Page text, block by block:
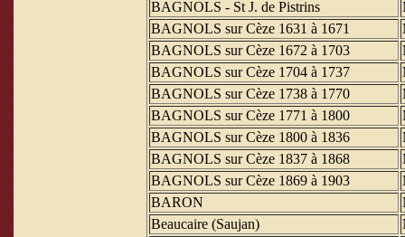
BAGNOLS - St J. de Pistrins
BAGNOLS sur Cèze 1631 à 1671
BAGNOLS sur Cèze 1672 à 1703
BAGNOLS sur Cèze 1704 à 1737
BAGNOLS sur Cèze 1738 à 1770
BAGNOLS sur Cèze 1771 à 1800
BAGNOLS sur Cèze 1800 à 1836
BAGNOLS sur Cèze 1837 à 1868
BAGNOLS sur Cèze 1869 à 1903
BARON
Beaucaire (Saujan)